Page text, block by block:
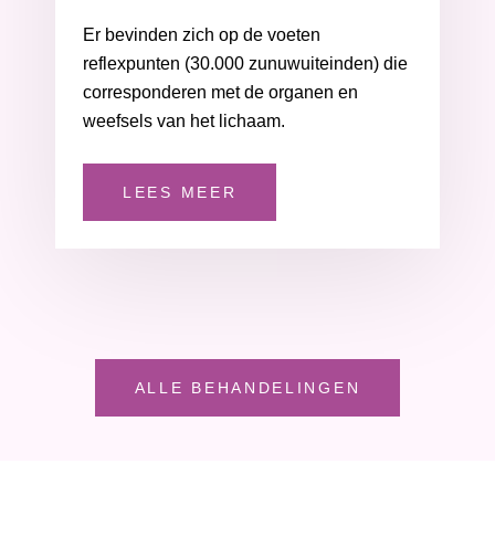
Er bevinden zich op de voeten
reflexpunten (30.000 zunuwuiteinden) die
corresponderen met de organen en
weefsels van het lichaam.
LEES MEER
ALLE BEHANDELINGEN